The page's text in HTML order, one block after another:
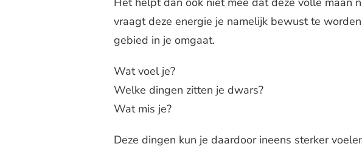
vraagt deze energie je namelijk bewust te
gebied in je omgaat.
Wat voel je?
Welke dingen zitten je dwars?
Wat mis je?
Deze dingen kun je daardoor ineens sterker